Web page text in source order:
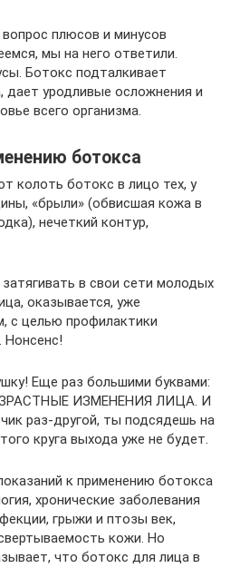
плюсов и минусов
мы на него ответили.
Ботокс подталкивает
дает уродливые осложнения и
всего организма.
ботокса
колоть ботокс в лицо тех, у
«брыли» (обвисшая кожа в
нечеткий контур,
в свои сети молодых
оказывается, уже
с целью профилактики
Нонсенс!
Еще раз большими буквами:
ИЗМЕНЕНИЯ ЛИЦА. И
раз-другой, ты подсядешь на
круга выхода уже не будет.
к применению ботокса
хронические заболевания
грыжи и птозы век,
кожи. Но
что ботокс для лица в